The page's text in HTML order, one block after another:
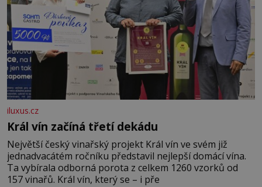
iluxus.cz
Král vín začíná třetí dekádu
Největší český vinařský projekt Král vín ve svém již
jednadvacátém ročníku představil nejlepší domácí vína.
Ta vybírala odborná porota z celkem 1260 vzorků od
157 vinařů. Král vín, který se – i pře